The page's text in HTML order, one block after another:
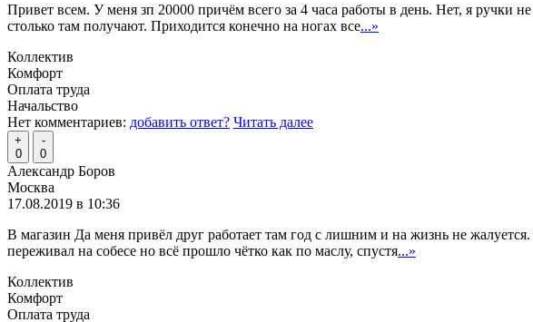
Привет всем. У меня зп 20000 причём всего за 4 часа работы в день. Нет, я ручки
столько там получают. Приходится конечно на ногах все...»
Коллектив
Комфорт
Оплата труда
Начальство
Нет комментариев: добавить ответ? Читать далее
+
0
-
0
Александр Боров
Москва
17.08.2019 в 10:36
В магазин Да меня привёл друг работает там год с лишним и на жизнь не
переживал на собесе но всё прошло чётко как по маслу, спустя...»
Коллектив
Комфорт
Оплата труда